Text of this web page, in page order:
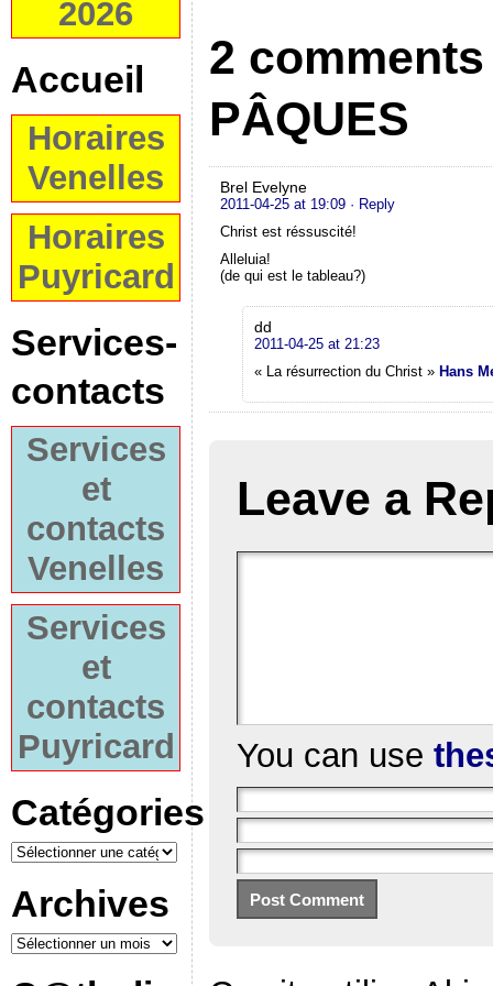
2026
Accueil
Horaires
Venelles
Horaires
Puyricard
Services-
contacts
Services
et
contacts
Venelles
Services
et
contacts
Puyricard
Catégories
Archives
2
PÂQUES
Brel Evelyne
2011-04-25 at 19:09 · Reply
Christ est réssuscité!
Alleluia!
(de qui est le tableau?)
dd
2011-04-25 at 21:23
« La résurrection du Christ » Hans
Leave a
You can use